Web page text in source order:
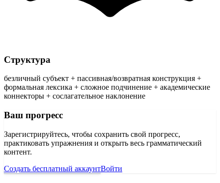
Структура
безличный субъект + пассивная/возвратная конструкция +
формальная лексика + сложное подчинение + академические
коннекторы + сослагательное наклонение
Ваш прогресс
Зарегистрируйтесь, чтобы сохранить свой прогресс,
практиковать упражнения и открыть весь грамматический
контент.
Создать бесплатный аккаунтВойти